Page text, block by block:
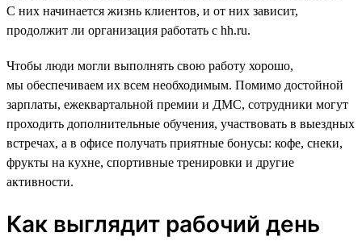
С них начинается жизнь клиентов, и от них зависит,
продолжит ли организация работать с hh.ru.
Чтобы люди могли выполнять свою работу хорошо,
мы обеспечиваем их всем необходимым. Помимо достойной
зарплаты, ежеквартальной премии и ДМС, сотрудники могут
проходить дополнительные обучения, участвовать в выездных
встречах, а в офисе получать приятные бонусы: кофе, снеки,
фрукты на кухне, спортивные тренировки и другие
активности.
Как выглядит рабочий день